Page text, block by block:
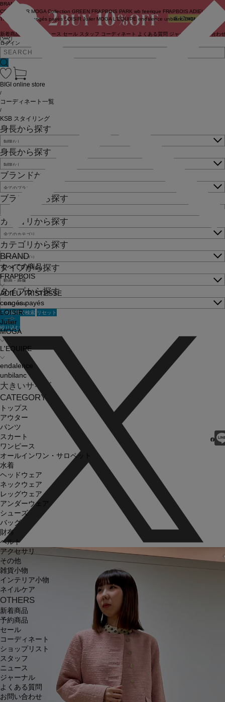
ログイン
BRAND
COUTURIER MOGA Collection GREEN FRAPBOIS PARK wb feerique FRAPBOIS ADIEU
TRISTESSE
congés payés LOISIR Julier MOGA L'EQUIPE endalence unbilanc BIGI online store
新着商品 ニュース セール スタッフ コーディネート よくある質問 ジャーナル お問い合わ
BRAND
すべての商品
FRAPBOIS
ADIEU TRISTESSE
congés payés
LOISIR
Julier
MOGA
L'EQUIPE
endalence
unbilanc
大きいサイズ
CATEGORY
トップス
アウター
パンツ
スカート
ワンピース
オールインワン・サロペット
水着
ヘッドウェア
ネックウェア
レッグウェア
アンダーウェア
シューズ
バッグ
財布
ベルト
アクセサリ
その他
雑貨小物
インテリア小物
ネイルケア
OTHERS
新着商品
予約商品
セール
コーディネート
ショップリスト
スタッフ
ニュース
ジャーナル
よくある質問
お問い合わせ
BIGI online store
/
コーディネート一覧
/
KSB スタイリング
身長から探す
身長から探す
ブランドから探す
ブランドから探す
カテゴリから探す
カテゴリから探す
タイプから探す
タイプから探す
この条件で検索 リセット
絞り込む